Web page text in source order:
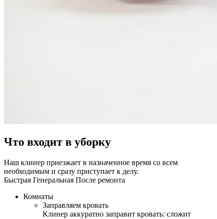
Что входит в уборку
Наш клинер приезжает в назначенное время со всем
необходимым и сразу приступает к делу.
Быстрая Генеральная После ремонта
Комнаты
Заправляем кровать
Клинер аккуратно заправит кровать: сложит